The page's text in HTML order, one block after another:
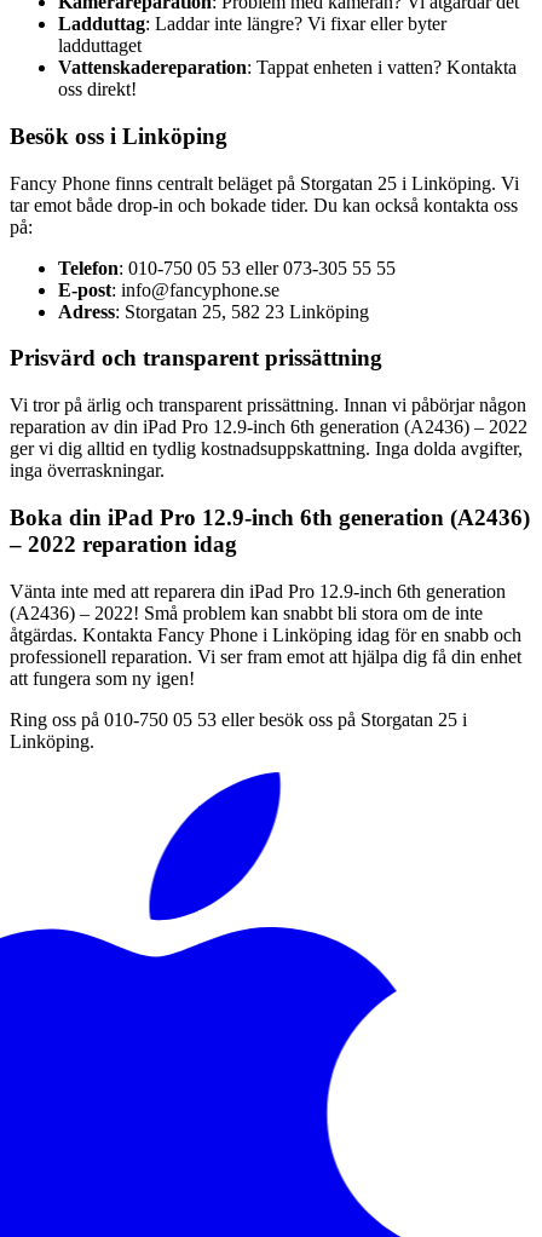
Ladduttag: Laddar inte längre? Vi fixar eller byter
ladduttaget
Vattenskadereparation: Tappat enheten i vatten? Kontakta
oss direkt!
Besök oss i Linköping
Fancy Phone finns centralt beläget på Storgatan 25 i Linköping. Vi
tar emot både drop-in och bokade tider. Du kan också kontakta oss
på:
Telefon: 010-750 05 53 eller 073-305 55 55
E-post: info@fancyphone.se
Adress: Storgatan 25, 582 23 Linköping
Prisvärd och transparent prissättning
Vi tror på ärlig och transparent prissättning. Innan vi påbörjar någon
reparation av din iPad Pro 12.9-inch 6th generation (A2436) – 2022
ger vi dig alltid en tydlig kostnadsuppskattning. Inga dolda avgifter,
inga överraskningar.
Boka din iPad Pro 12.9-inch 6th generation (A2436)
– 2022 reparation idag
Vänta inte med att reparera din iPad Pro 12.9-inch 6th generation
(A2436) – 2022! Små problem kan snabbt bli stora om de inte
åtgärdas. Kontakta Fancy Phone i Linköping idag för en snabb och
professionell reparation. Vi ser fram emot att hjälpa dig få din enhet
att fungera som ny igen!
Ring oss på 010-750 05 53 eller besök oss på Storgatan 25 i
Linköping.